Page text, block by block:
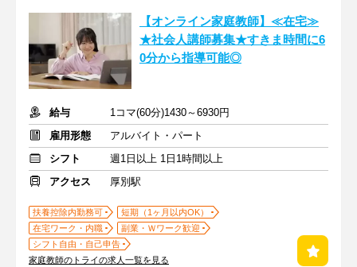
【オンライン家庭教師】≪在宅≫
★社会人講師募集★すきま時間に6
0分から指導可能◎
給与
1コマ(60分)1430～6930円
雇用形態
アルバイト・パート
シフト
週1日以上 1日1時間以上
アクセス
厚別駅
扶養控除内勤務可
短期（1ヶ月以内OK）
在宅ワーク・内職
副業・Ｗワーク歓迎
シフト自由・自己申告
家庭教師のトライの求人一覧を見る